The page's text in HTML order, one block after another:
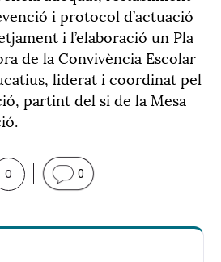
i protocol d’actuació
i l’elaboració un Pla
de la Convivència Escolar
liderat i coordinat pel
partint del si de la Mesa
0 0